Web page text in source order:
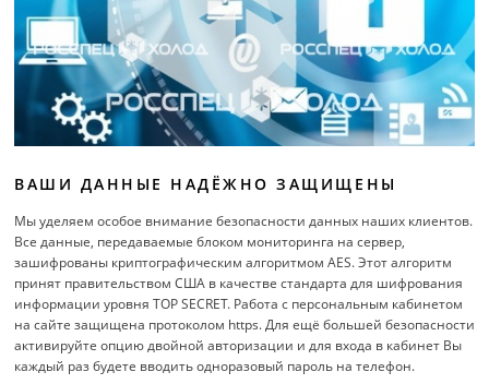
ВАШИ ДАННЫЕ НАДЁЖНО ЗАЩИЩЕНЫ
Мы уделяем особое внимание безопасности данных наших клиентов.
Все данные, передаваемые блоком мониторинга на сервер,
зашифрованы криптографическим алгоритмом AES. Этот алгоритм
принят правительством США в качестве стандарта для шифрования
информации уровня TOP SECRET. Работа с персональным кабинетом
на сайте защищена протоколом https. Для ещё большей безопасности
активируйте опцию двойной авторизации и для входа в кабинет Вы
каждый раз будете вводить одноразовый пароль на телефон.